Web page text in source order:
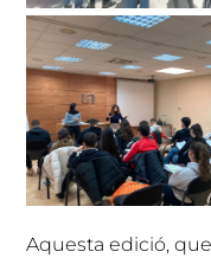
Aquesta edició,